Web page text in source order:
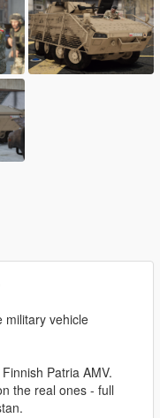
military vehicle
Patria AMV.
the real ones - full